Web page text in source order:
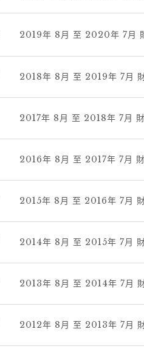
2019年 8月 至 2020年 7月
2018年 8月 至 2019年 7月
2017年 8月 至 2018年 7月
2016年 8月 至 2017年 7月
2015年 8月 至 2016年 7月
2014年 8月 至 2015年 7月
2013年 8月 至 2014年 7月
2012年 8月 至 2013年 7月